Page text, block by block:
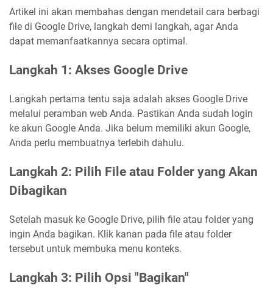
Artikel ini akan membahas dengan mendetail cara berbagi
file di Google Drive, langkah demi langkah, agar Anda
dapat memanfaatkannya secara optimal.
Langkah 1: Akses Google Drive
Langkah pertama tentu saja adalah akses Google Drive
melalui peramban web Anda. Pastikan Anda sudah login
ke akun Google Anda. Jika belum memiliki akun Google,
Anda perlu membuatnya terlebih dahulu.
Langkah 2: Pilih File atau Folder yang Akan
Dibagikan
Setelah masuk ke Google Drive, pilih file atau folder yang
ingin Anda bagikan. Klik kanan pada file atau folder
tersebut untuk membuka menu konteks.
Langkah 3: Pilih Opsi "Bagikan"